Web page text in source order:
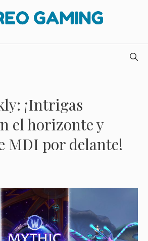
¡Intrigas
el horizonte y
MDI por delante!